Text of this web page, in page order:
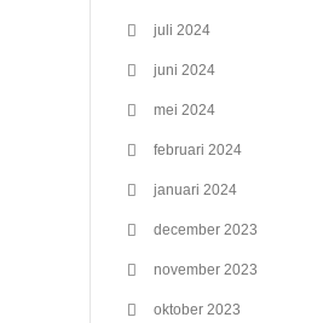
juli 2024
juni 2024
mei 2024
februari 2024
januari 2024
december 2023
november 2023
oktober 2023